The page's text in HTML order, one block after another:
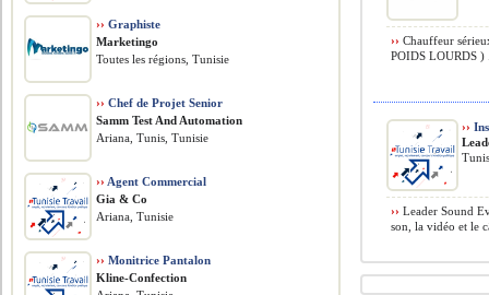
›› Chauffeur
POIDS LOURDS )
››
›› Leader Sound
son, la vidéo et le
›› Graphiste
Marketingo
Toutes les régions, Tunisie
›› Chef de Projet Senior
Samm Test And Automation
Ariana, Tunis, Tunisie
›› Agent Commercial
Gia & Co
Ariana, Tunisie
›› Monitrice Pantalon
Kline-Confection